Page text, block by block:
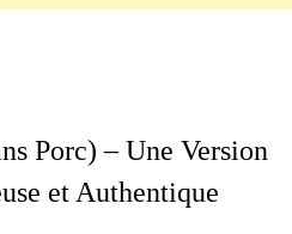
Porc) – Une Version
et Authentique